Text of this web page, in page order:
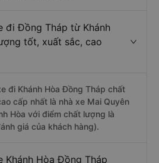
đi Đồng Tháp từ Khánh
tốt, xuất sắc, cao
đi Khánh Hòa Đồng Tháp chất
cấp nhất là nhà xe Mai Quyên
Hòa với điểm chất lượng là
giá của khách hàng).
Khánh Hòa Đồng Tháp